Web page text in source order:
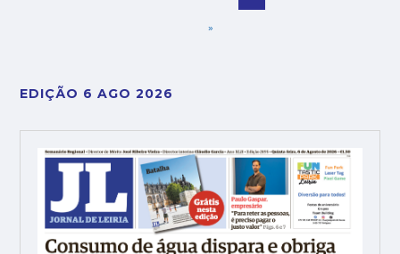
»
EDIÇÃO 6 AGO 2026